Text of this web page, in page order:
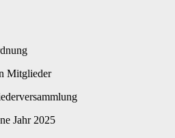
Mitglieder
Jahr 2025